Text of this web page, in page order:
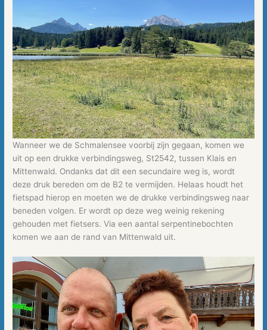
Wanneer we de Schmalensee voorbij zijn gegaan, komen we
uit op een drukke verbindingsweg, St2542, tussen Klais en
Mittenwald. Ondanks dat dit een secundaire weg is, wordt
deze druk bereden om de B2 te vermijden. Helaas houdt het
fietspad hierop en moeten we de drukke verbindingsweg naar
beneden volgen. Er wordt op deze weg weinig rekening
gehouden met fietsers. Via een aantal serpentinebochten
komen we aan de rand van Mittenwald uit.